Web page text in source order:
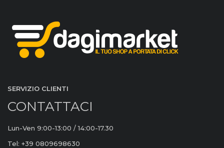
SERVIZIO CLIENTI
CONTATTACI
Lun-Ven 9:00-13:00 / 14:00-17.30
Tel: +39 0809698630